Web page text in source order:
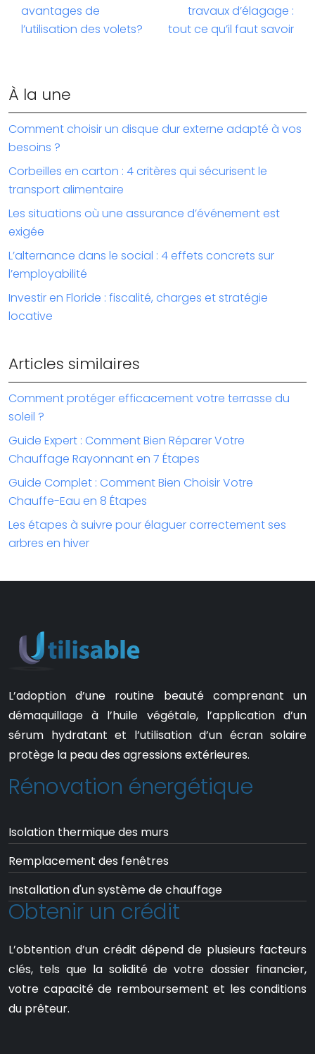
avantages de
l’utilisation des volets?
travaux d’élagage :
tout ce qu’il faut savoir
À la une
Comment choisir un disque dur externe adapté à vos
besoins ?
Corbeilles en carton : 4 critères qui sécurisent le
transport alimentaire
Les situations où une assurance d’événement est
exigée
L’alternance dans le social : 4 effets concrets sur
l’employabilité
Investir en Floride : fiscalité, charges et stratégie
locative
Articles similaires
Comment protéger efficacement votre terrasse du
soleil ?
Guide Expert : Comment Bien Réparer Votre
Chauffage Rayonnant en 7 Étapes
Guide Complet : Comment Bien Choisir Votre
Chauffe-Eau en 8 Étapes
Les étapes à suivre pour élaguer correctement ses
arbres en hiver
L’adoption d’une routine beauté comprenant un
démaquillage à l’huile végétale, l’application d’un
sérum hydratant et l’utilisation d’un écran solaire
protège la peau des agressions extérieures.
Rénovation énergétique
Isolation thermique des murs
Remplacement des fenêtres
Installation d'un système de chauffage
Obtenir un crédit
L’obtention d’un crédit dépend de plusieurs facteurs
clés, tels que la solidité de votre dossier financier,
votre capacité de remboursement et les conditions
du prêteur.